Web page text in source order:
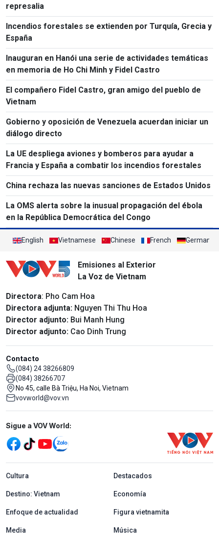
represalia
Incendios forestales se extienden por Turquía, Grecia y
España
Inauguran en Hanói una serie de actividades temáticas
en memoria de Ho Chi Minh y Fidel Castro
El compañero Fidel Castro, gran amigo del pueblo de
Vietnam
Gobierno y oposición de Venezuela acuerdan iniciar un
diálogo directo
La UE despliega aviones y bomberos para ayudar a
Francia y España a combatir los incendios forestales
China rechaza las nuevas sanciones de Estados Unidos
La OMS alerta sobre la inusual propagación del ébola
en la República Democrática del Congo
English Vietnamese Chinese French German
Emisiones al Exterior
La Voz de Vietnam
Directora: Pho Cam Hoa
Directora adjunta: Nguyen Thi Thu Hoa
Director adjunto: Bui Manh Hung
Director adjunto: Cao Dinh Trung
Contacto
(084) 24 38266809
(084) 38266707
No 45, calle Bà Triệu, Ha Noi, Vietnam
vovworld@vov.vn
Mạng xã hội
Sigue a VOV World:
menu footer tiếng Tây ban nha
Cultura Destacados
Destino: Vietnam Economía
Enfoque de actualidad Figura vietnamita
Media Música